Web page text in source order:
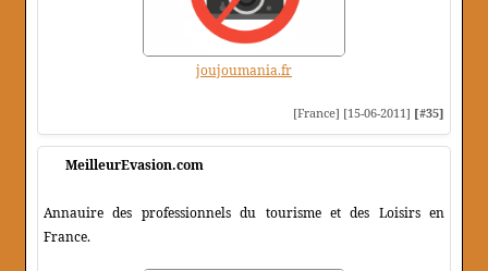
joujoumania.fr
[France] [15-06-2011] [#35]
MeilleurEvasion.com
Annauire des professionnels du tourisme et des Loisirs en
France.